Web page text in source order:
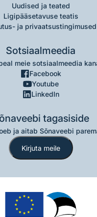
Uudised ja teated
Ligipääsetavuse teatis
ja privaatsustingimused
Sotsiaalmeedia
meie sotsiaalmeedia
Facebook
Youtube
LinkedIn
tagasiside
ja aitab Sõnaveebi
Kirjuta meile